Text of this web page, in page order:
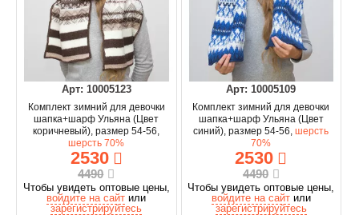
Арт: 10005123
Комплект зимний для девочки
шапка+шарф Ульяна (Цвет
коричневый), размер 54-56,
шерсть 70%
2530
4490
Чтобы увидеть оптовые цены,
войдите на сайт или
зарегистрируйтесь
Арт: 10005109
Комплект зимний для девочки
шапка+шарф Ульяна (Цвет
синий), размер 54-56,шерсть
70%
2530
4490
Чтобы увидеть оптовые цены,
войдите на сайтили
зарегистрируйтесь